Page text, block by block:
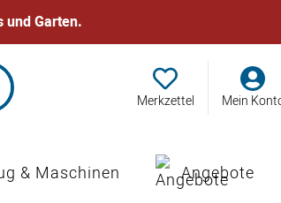
und Garten.
Merkzettel Mein
& Maschinen Angebote